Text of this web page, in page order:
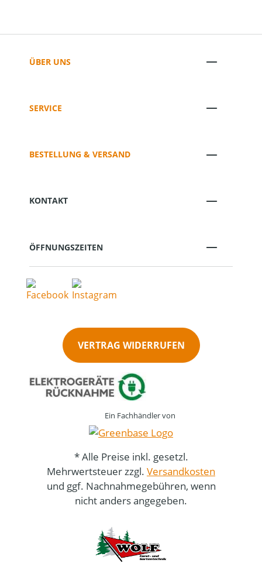
ÜBER UNS
SERVICE
BESTELLUNG & VERSAND
KONTAKT
ÖFFNUNGSZEITEN
VERTRAG WIDERRUFEN
Ein Fachhändler von
* Alle Preise inkl. gesetzl.
Mehrwertsteuer zzgl. Versandkosten
und ggf. Nachnahmegebühren, wenn
nicht anders angegeben.